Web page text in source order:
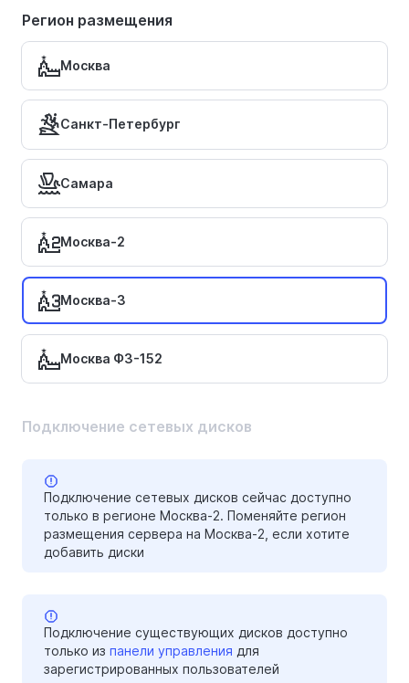
Регион размещения
Москва
Санкт-Петербург
Самара
Москва-2
Москва-3
Москва ФЗ-152
Подключение сетевых дисков
Подключение сетевых дисков сейчас доступно
только в регионе Москва-2. Поменяйте регион
размещения сервера на Москва-2, если хотите
добавить диски
Подключение существующих дисков доступно
только из панели управления для
зарегистрированных пользователей